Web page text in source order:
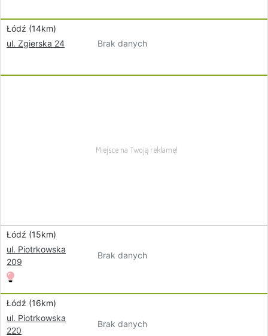
Łódź (14km)
ul. Zgierska 24
Brak danych
Łódź (15km)
ul. Piotrkowska
209
Brak danych
Łódź (16km)
ul. Piotrkowska
220
Brak danych